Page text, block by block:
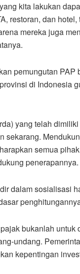
kita lakukan
restoran, dan
mereka juga
pemungutan
di Indonesia
yang telah
sekarang.
semua
penerapannya.
dalam sosialisasi
bukanlah
undang.
kepentingan